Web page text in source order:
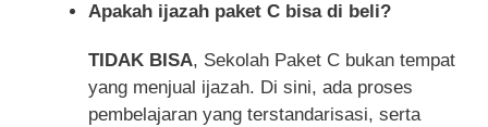
Apakah ijazah paket C bisa di beli?
TIDAK BISA, Sekolah Paket C bukan tempat
yang menjual ijazah. Di sini, ada proses
pembelajaran yang terstandarisasi, serta